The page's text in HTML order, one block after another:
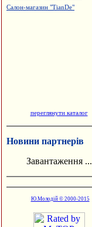
Салон-магазин "TianDe"
переглянути каталог
Новини партнерів
Завантаження ...
Ю.Молодій © 2000-2015